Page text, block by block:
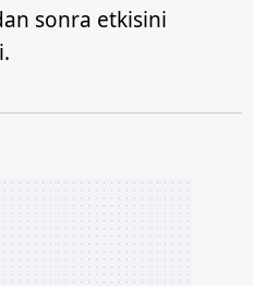
sonra etkisini